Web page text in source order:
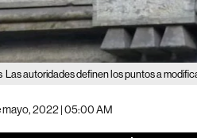
Las autoridades definen los puntos a
mayo, 2022 | 05:00 AM